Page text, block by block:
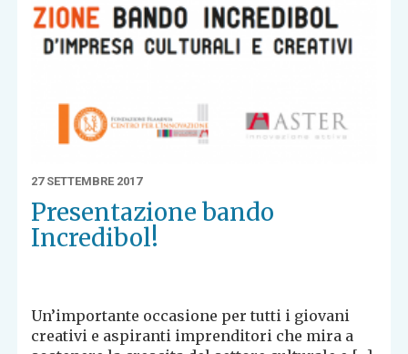
27 SETTEMBRE 2017
Presentazione bando
Incredibol!
Un’importante occasione per tutti i giovani
creativi e aspiranti imprenditori che mira a